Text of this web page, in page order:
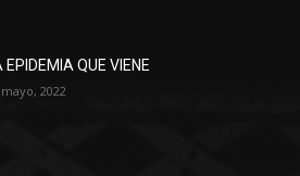
EPIDEMIA QUE VIENE
2022